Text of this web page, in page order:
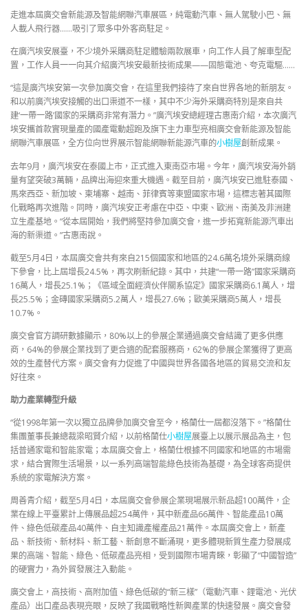
走進本屆廣交會新能源及智能網聯汽車展區，純電動汽車、無人駕駛小巴、無
人載人飛行器……吸引了眾多中外客商駐足。
在廣汽埃安展臺，不少境外采購商駐足體驗兩款展車，向工作人員了解車型配
置，工作人員一一向其介紹廣汽埃安最新技術成果——固態電池、夸克電驅……
“這是廣汽埃安第一次參加廣交會，在這里我們接待了來自世界各地的新朋友。
和以前廣汽埃安接觸的出口渠道不一樣，其中不少海外采購商特別是來自共
建‘一帶一路’國家的采購商非常有潛力。”廣汽埃安總經理古惠南介紹，本次廣汽
埃安攜首款實現量產的國產電動超跑及旗下主力車型亮相廣交會新能源及智能
網聯汽車展區，全方位向世界展示智能網聯新能源汽車的小樹屋創新成果。
去年9月，廣汽埃安在泰國上市，正式進入東南亞市場。今年，廣汽埃安海外銷
量有望突破3萬輛，品牌出海迎來重大機遇。截至目前，廣汽埃安已進駐泰國、
馬來西亞、新加坡、柬埔寨、越南、菲律賓等東盟國家市場，這標志著其國際
化戰略再次進階。同時，廣汽埃安正考慮在中亞、中東、歐洲、南美及非洲建
立生產基地。“從本屆開始，我們將堅持參加廣交會，進一步拓寬新能源汽車出
海的新渠道。”古惠南說。
截至5月4日，本屆廣交會共有來自215個國家和地區的24.6萬名境外采購商線
下參會，比上屆增長24.5%，再次刷新紀錄。其中，共建“一帶一路”國家采購商
16萬人，增長25.1%；《區域全面經濟伙伴關系協定》國家采購商6.1萬人，增
長25.5%；金磚國家采購商5.2萬人，增長27.6%；歐美采購商5萬人，增長
10.7%。
廣交會官方調研數據顯示，80%以上的參展企業通過廣交會結識了更多供應
商，64%的參展企業找到了更合適的配套服務商，62%的參展企業獲得了更高
效的生產替代方案。廣交會有力促進了中國與世界各國各地區的貿易交流和友
好往來。
助力產業轉型升級
“從1998年第一次以獨立品牌參加廣交會至今，格蘭仕一屆都沒落下。”格蘭仕
集團董事長兼總裁梁昭賢介紹，以前格蘭仕小樹屋展臺上以展示展品為主，包
括普通家電和智能家電；本屆廣交會上，格蘭仕根據不同國家和地區的市場需
求，結合實際生活場景，以一系列高端智能綠色技術為基礎，為全球客商提供
系統的家電解決方案。
周善青介紹，截至5月4日，本屆廣交會參展企業現場展示新品超100萬件，企
業在線上平臺累計上傳展品超254萬件，其中新產品66萬件、智能產品10萬
件、綠色低碳產品40萬件、自主知識產權產品21萬件。本屆廣交會上，新產
品、新技術、新材料、新工藝、新創意不斷涌現，更多體現新質生產力發展成
果的高端、智能、綠色、低碳產品亮相，受到國際市場青睞，彰顯了“中國智造”
的硬實力，為外貿發展注入動能。
廣交會上，高技術、高附加值、綠色低碳的“新三樣”（電動汽車、鋰電池、光伏
產品）出口產品表現亮眼，反映了我國戰略性新興產業的快速發展。廣交會發